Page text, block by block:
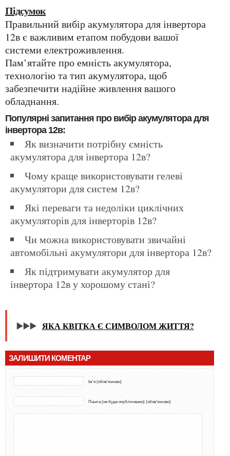
Підсумок
Правильний вибір акумулятора для інвертора
12в є важливим етапом побудови вашої
системи електроживлення.
Пам’ятайте про емність акумулятора,
технологію та тип акумулятора, щоб
забезпечити надійне живлення вашого
обладнання.
Популярні запитання про вибір акумулятора для
інвертора 12в:
Як визначити потрібну ємність
акумулятора для інвертора 12в?
Чому краще використовувати гелеві
акумулятори для систем 12в?
Які переваги та недоліки циклічних
акумуляторів для інверторів 12в?
Чи можна використовувати звичайні
автомобільні акумулятори для інвертора 12в?
Як підтримувати акумулятор для
інвертора 12в у хорошому стані?
▶️▶️▶️ ЯКА КВІТКА Є СИМВОЛОМ ЖИТТЯ?
ЗАЛИШИТИ КОМЕНТАР
Ім'я (обов'язково)
Пошта (не буде опубліковано) (обов'язково)